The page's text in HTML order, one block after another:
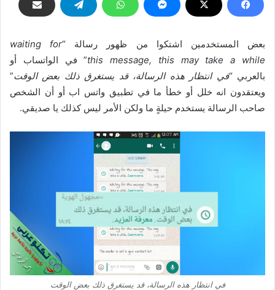
بعض المستخدمين اشتكوا من ظهور رسالة “waiting for
this message, this may take a while” في الواتساب أو
بالعربي “في انتظار هذه الرسالة، قد يستغرق ذلك بعض الوقت”
ويعتقدون انه خلل أو خطأ ما في تطبيق واتس اب أو أن الشخص
صاحب الرسالة يستخدم حيلةٍ ما ولكن الأمر ليس كذلك يا صديقي.
في انتظار هذه الرسالة، قد يستغرق ذلك بعض الوقت